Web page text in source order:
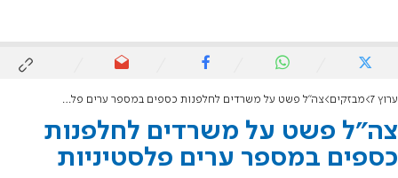
ערוץ 7 מבזקים צה"ל פשט על משרדים לחלפנות כספים במספר ערים פלסטיניות
צה"ל פשט על משרדים לחלפנות
כספים במספר ערים פלסטיניות